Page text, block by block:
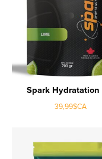
Spark Hydratation
39,99$CA